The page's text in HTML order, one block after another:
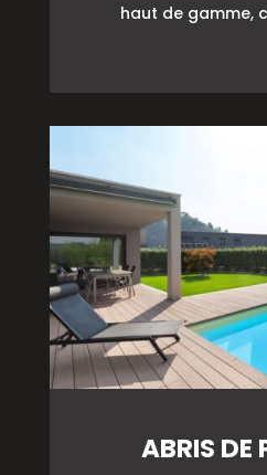
haut de gamme,
ABRIS DE